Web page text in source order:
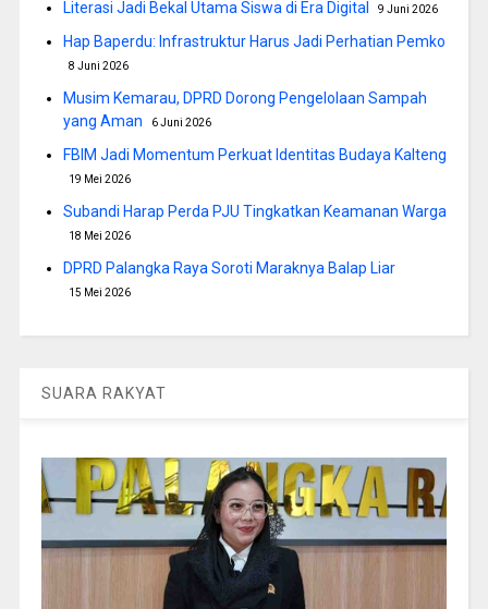
Literasi Jadi Bekal Utama Siswa di Era Digital 9 Juni 2026
Hap Baperdu: Infrastruktur Harus Jadi Perhatian Pemko
8 Juni 2026
Musim Kemarau, DPRD Dorong Pengelolaan Sampah
yang Aman
6 Juni 2026
FBIM Jadi Momentum Perkuat Identitas Budaya Kalteng
19 Mei 2026
Subandi Harap Perda PJU Tingkatkan Keamanan Warga
18 Mei 2026
DPRD Palangka Raya Soroti Maraknya Balap Liar
15 Mei 2026
SUARA RAKYAT